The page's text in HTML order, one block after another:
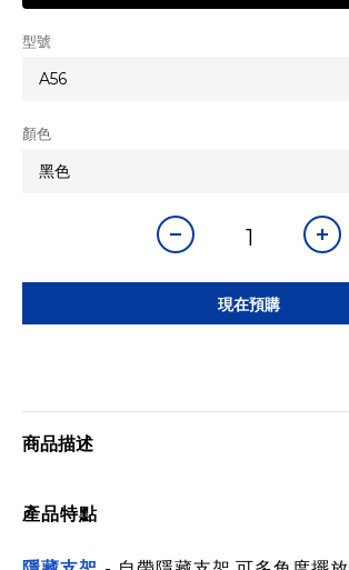
型號
顏色
現在預購
商品描述
產品特點